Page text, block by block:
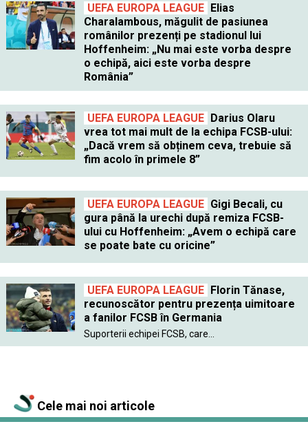
UEFA EUROPA LEAGUE Elias
Charalambous, măgulit de pasiunea
românilor prezenți pe stadionul lui
Hoffenheim: „Nu mai este vorba despre
o echipă, aici este vorba despre
România”
UEFA EUROPA LEAGUE Darius Olaru
vrea tot mai mult de la echipa FCSB-ului:
„Dacă vrem să obținem ceva, trebuie să
fim acolo în primele 8”
UEFA EUROPA LEAGUE Gigi Becali, cu
gura până la urechi după remiza FCSB-
ului cu Hoffenheim: „Avem o echipă care
se poate bate cu oricine”
UEFA EUROPA LEAGUE Florin Tănase,
recunoscător pentru prezența uimitoare
a fanilor FCSB în Germania
Suporterii echipei FCSB, care...
Cele mai noi articole